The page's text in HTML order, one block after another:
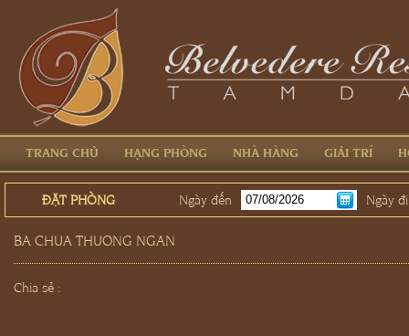
TRANG CHỦ HẠNG PHÒNG NHÀ HÀNG GIẢI TRÍ
ĐẶT PHÒNG Ngày đến Ngày đi
BA CHUA THUONG NGAN
Chia sẻ :